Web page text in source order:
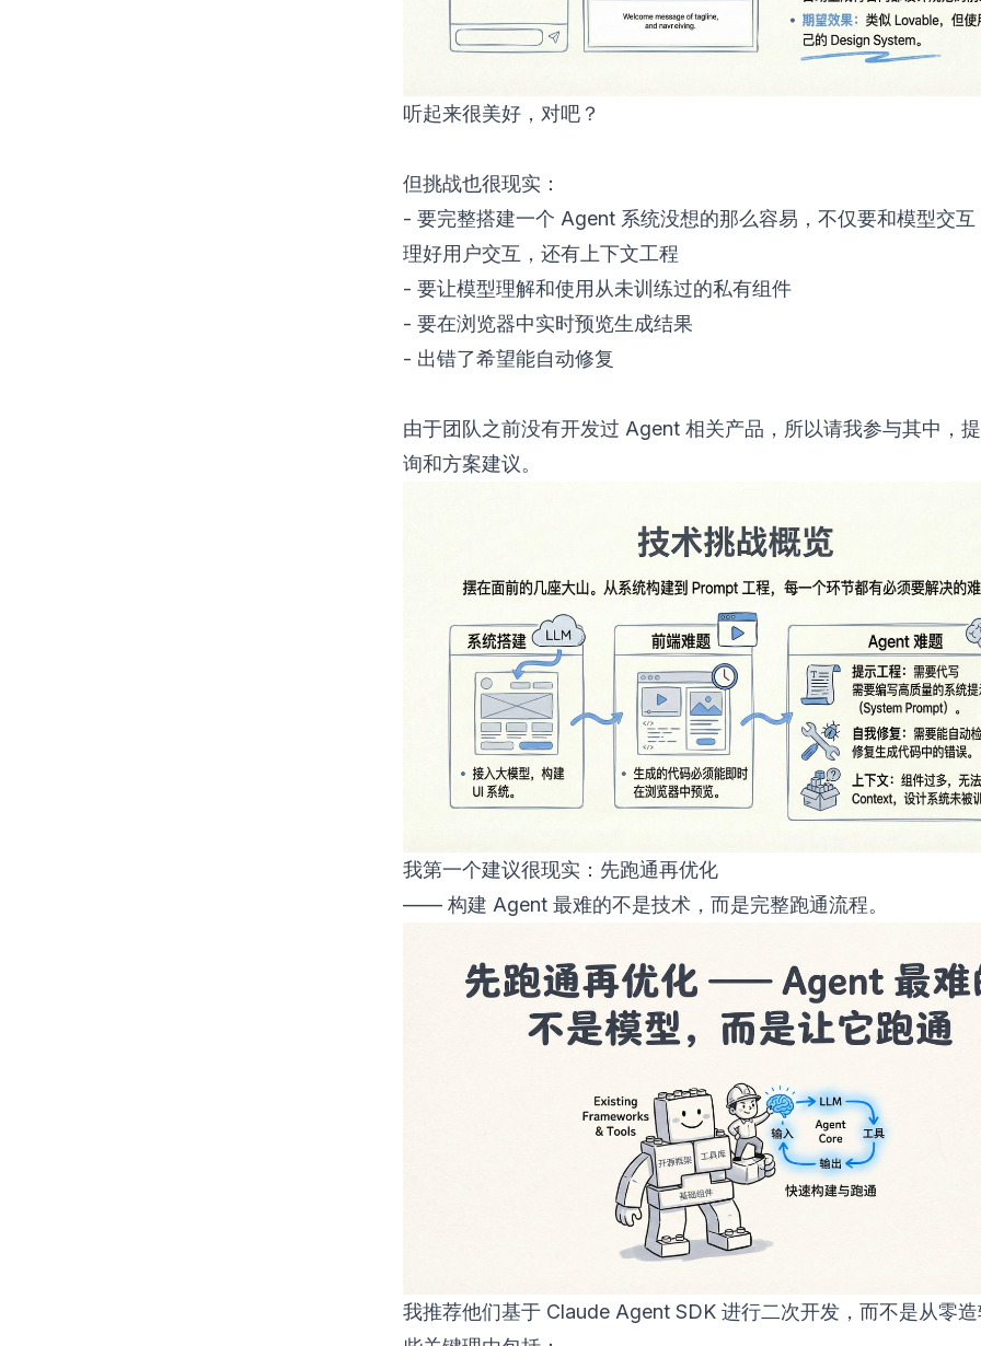
听起来很美好，对吧？
但挑战也很现实：
- 要完整搭建一个 Agent 系统没想的那么容易，不仅要和模型交互
理好用户交互，还有上下文工程
- 要让模型理解和使用从未训练过的私有组件
- 要在浏览器中实时预览生成结果
- 出错了希望能自动修复
由于团队之前没有开发过 Agent 相关产品，所以请我参与其中，
询和方案建议。
我第一个建议很现实：先跑通再优化
—— 构建 Agent 最难的不是技术，而是完整跑通流程。
我推荐他们基于 Claude Agent SDK 进行二次开发，而不是从零